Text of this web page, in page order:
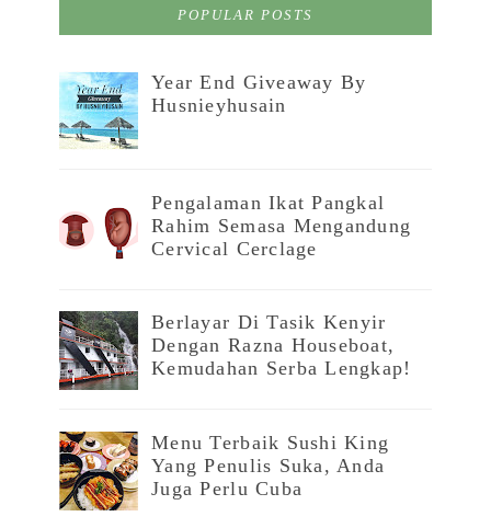
POPULAR POSTS
Year End Giveaway By
Husnieyhusain
Pengalaman Ikat Pangkal
Rahim Semasa Mengandung
Cervical Cerclage
Berlayar Di Tasik Kenyir
Dengan Razna Houseboat,
Kemudahan Serba Lengkap!
Menu Terbaik Sushi King
Yang Penulis Suka, Anda
Juga Perlu Cuba